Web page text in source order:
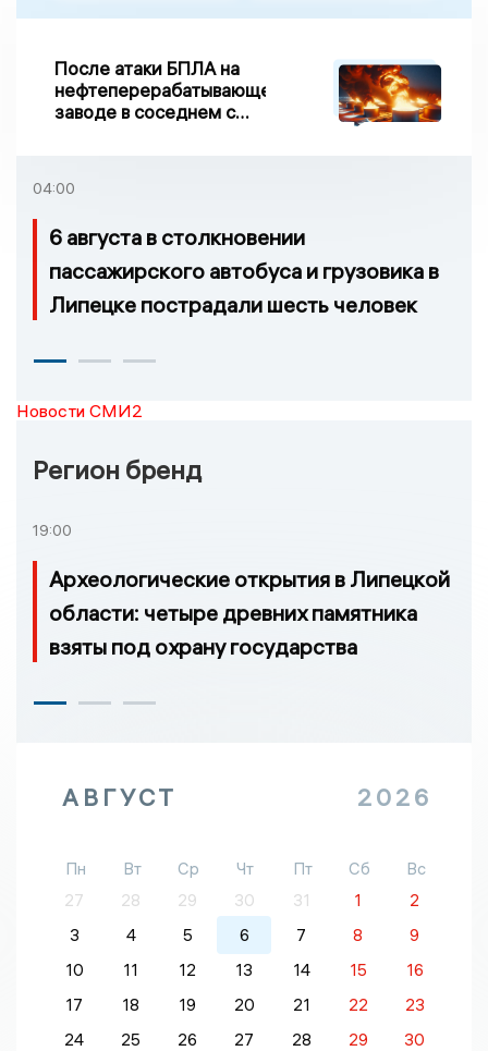
После атаки БПЛА на
нефтеперерабатывающем
заводе в соседнем с
возгорание
04:00
6 августа в столкновении
пассажирского автобуса и грузовика в
Липецке пострадали шесть человек
Новости СМИ2
Регион бренд
19:00
Археологические открытия в Липецкой
области: четыре древних памятника
взяты под охрану государства
АВГУСТ 2026
Пн Вт Ср Чт Пт Сб
Вс
27
28 29 30 31 1
2
3
4 5 6 7 8
9
10
11 12 13 14 15
16
17
18 19 20 21 22
23
24
25 26 27 28 29 30